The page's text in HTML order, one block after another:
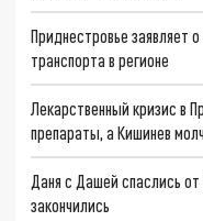
Приднестровье заявляет
транспорта в регионе
Лекарственный кризис в
препараты, а Кишинев
Даня с Дашей спаслись
закончились